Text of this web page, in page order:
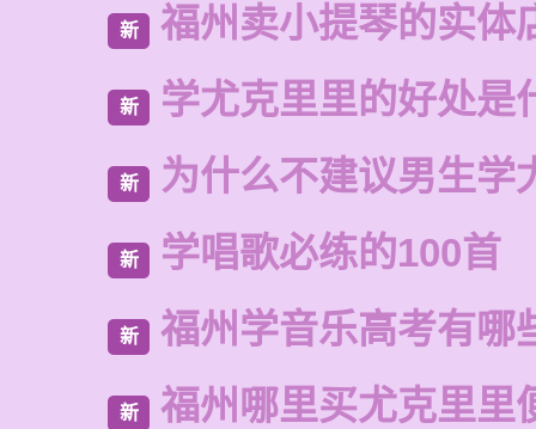
新 福州卖小提琴的实体
新 学尤克里里的好处是
新 为什么不建议男生学
新 学唱歌必练的100首
新 福州学音乐高考有哪
新 福州哪里买尤克里里